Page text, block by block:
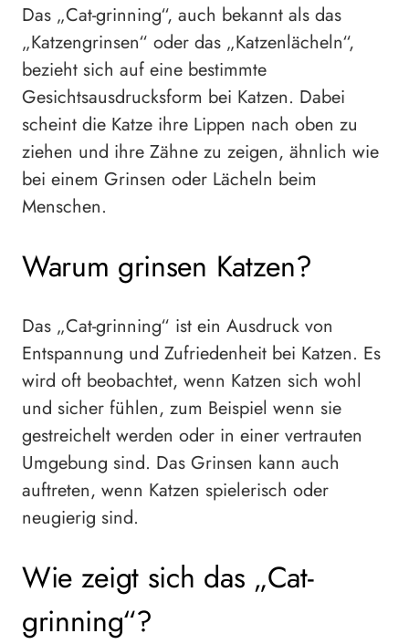
Das „Cat-grinning“, auch bekannt als das
„Katzengrinsen“ oder das „Katzenlächeln“,
bezieht sich auf eine bestimmte
Gesichtsausdrucksform bei Katzen. Dabei
scheint die Katze ihre Lippen nach oben zu
ziehen und ihre Zähne zu zeigen, ähnlich wie
bei einem Grinsen oder Lächeln beim
Menschen.
Warum grinsen Katzen?
Das „Cat-grinning“ ist ein Ausdruck von
Entspannung und Zufriedenheit bei Katzen. Es
wird oft beobachtet, wenn Katzen sich wohl
und sicher fühlen, zum Beispiel wenn sie
gestreichelt werden oder in einer vertrauten
Umgebung sind. Das Grinsen kann auch
auftreten, wenn Katzen spielerisch oder
neugierig sind.
Wie zeigt sich das „Cat-
grinning“?